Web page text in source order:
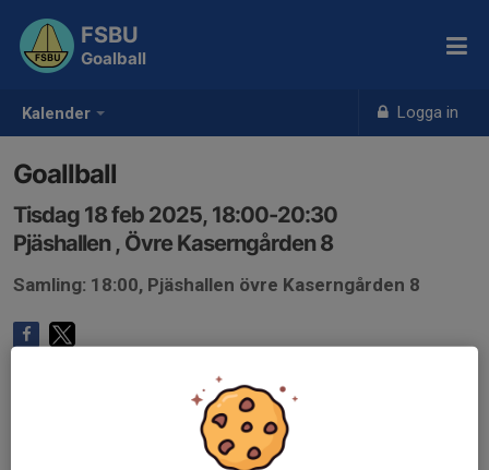
Kalender Logga in
FSBU
Goalball
Goallball
Tisdag 18 feb 2025, 18:00-20:30
Pjäshallen , Övre Kaserngården 8
Samling: 18:00, Pjäshallen övre Kaserngården 8